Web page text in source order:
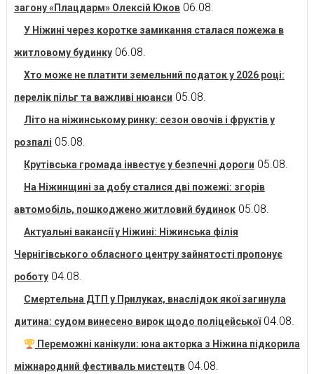
загону «Плацдарм» Олексій Юков 06.08.
У Ніжині через коротке замикання сталася пожежа в
житловому будинку 06.08.
Хто може не платити земельний податок у 2026 році:
перелік пільг та важливі нюанси 05.08.
Літо на ніжинському ринку: сезон овочів і фруктів у
розпалі 05.08.
Крутівська громада інвестує у безпечні дороги 05.08.
На Ніжинщині за добу сталися дві пожежі: згорів
автомобіль, пошкоджено житловий будинок 05.08.
Актуальні вакансії у Ніжині: Ніжинська філія
Чернігівського обласного центру зайнятості пропонує
роботу 04.08.
Смертельна ДТП у Прилуках, внаслідок якої загинула
дитина: судом винесено вирок щодо поліцейської 04.08.
Переможні канікули: юна акторка з Ніжина підкорила
міжнародний фестиваль мистецтв 04.08.